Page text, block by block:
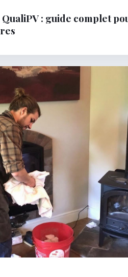
: guide complet